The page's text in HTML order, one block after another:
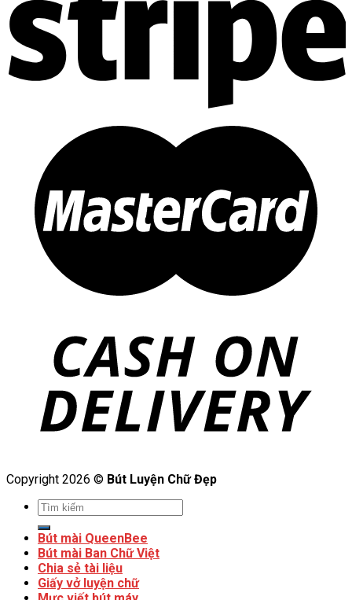
Copyright 2026 © Bút Luyện Chữ Đẹp
Bút mài QueenBee
Bút mài Ban Chữ Việt
Chia sẻ tài liệu
Giấy vở luyện chữ